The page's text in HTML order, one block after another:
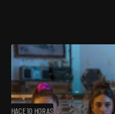
HACE 10 HORAS